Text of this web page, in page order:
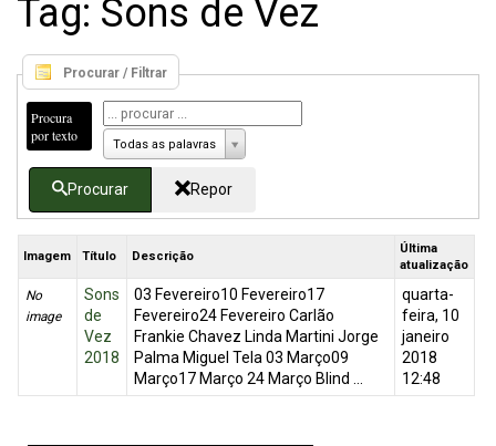
Tag: Sons de Vez
Procurar / Filtrar
Procura
por texto
Todas as palavras
Procurar Repor
Imagem Título Descrição
Última
atualização
No
image
Sons
de
Vez
2018
03 Fevereiro10 Fevereiro17
Fevereiro24 Fevereiro Carlão
Frankie Chavez Linda Martini Jorge
Palma Miguel Tela 03 Março09
Março17 Março 24 Março Blind ...
quarta-
feira, 10
janeiro
2018
12:48